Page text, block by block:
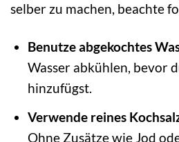
selber zu machen, beachte
Benutze abgekochtes
Wasser abkühlen, bevor
hinzufügst.
Verwende reines
Ohne Zusätze wie Jod